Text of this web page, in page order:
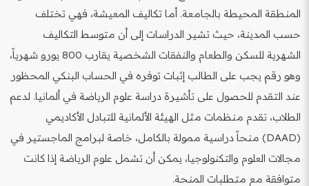
المنطقة المحيطة بالجامعة. أما تكاليف المعيشة، فهي تختلف
حسب المدينة، حيث تشير الدراسات إلى أن متوسط التكاليف
الشهرية للسكن والطعام والنفقات الشخصية يقارب 800 يورو شهرياً،
وهو رقم يجب على الطالب إثبات توفره في الحساب البنكي المحظور
عند التقدم للحصول على تأشيرة دراسة علوم الرياضة في ألمانيا. لدعم
الطلاب، تقدم منظمات مثل الهيئة الألمانية للتبادل الأكاديمي
(DAAD) منحاً دراسية ممولة بالكامل، خاصة لبرامج الماجستير في
مجالات العلوم والتكنولوجيا، يمكن أن تشمل علوم الرياضة إذا كانت
متوافقة مع متطلبات المنحة.